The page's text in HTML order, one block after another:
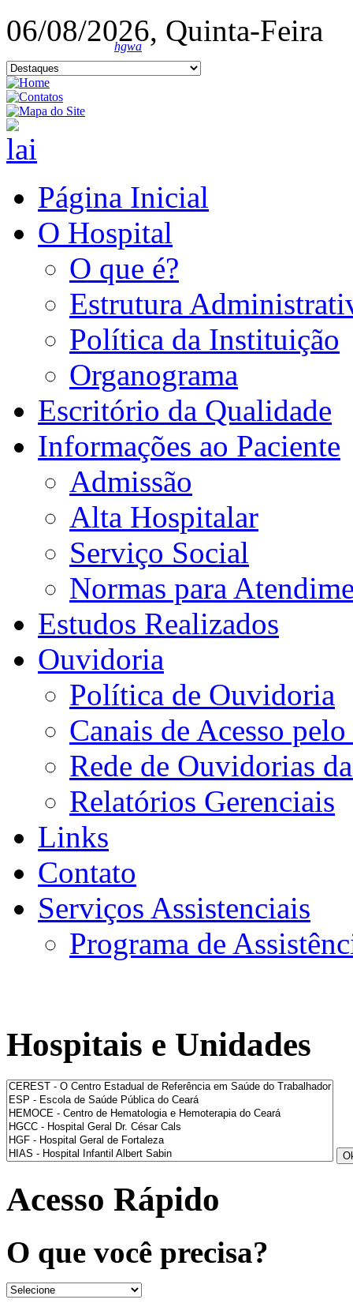
06/08/2026, Quinta-Feira
hgwa
Página Inicial
O Hospital
O que é?
Estrutura
Política da Instituição
Organograma
Escritório da Qualidade
Informações ao Paciente
Admissão
Alta Hospitalar
Serviço Social
Normas para
Estudos Realizados
Ouvidoria
Política de Ouvidoria
Canais de Acesso
Rede de Ouvidorias
Relatórios Gerenciais
Links
Contato
Serviços Assistenciais
Programa de
Hospitais e Unidades
Acesso Rápido
O que você precisa?